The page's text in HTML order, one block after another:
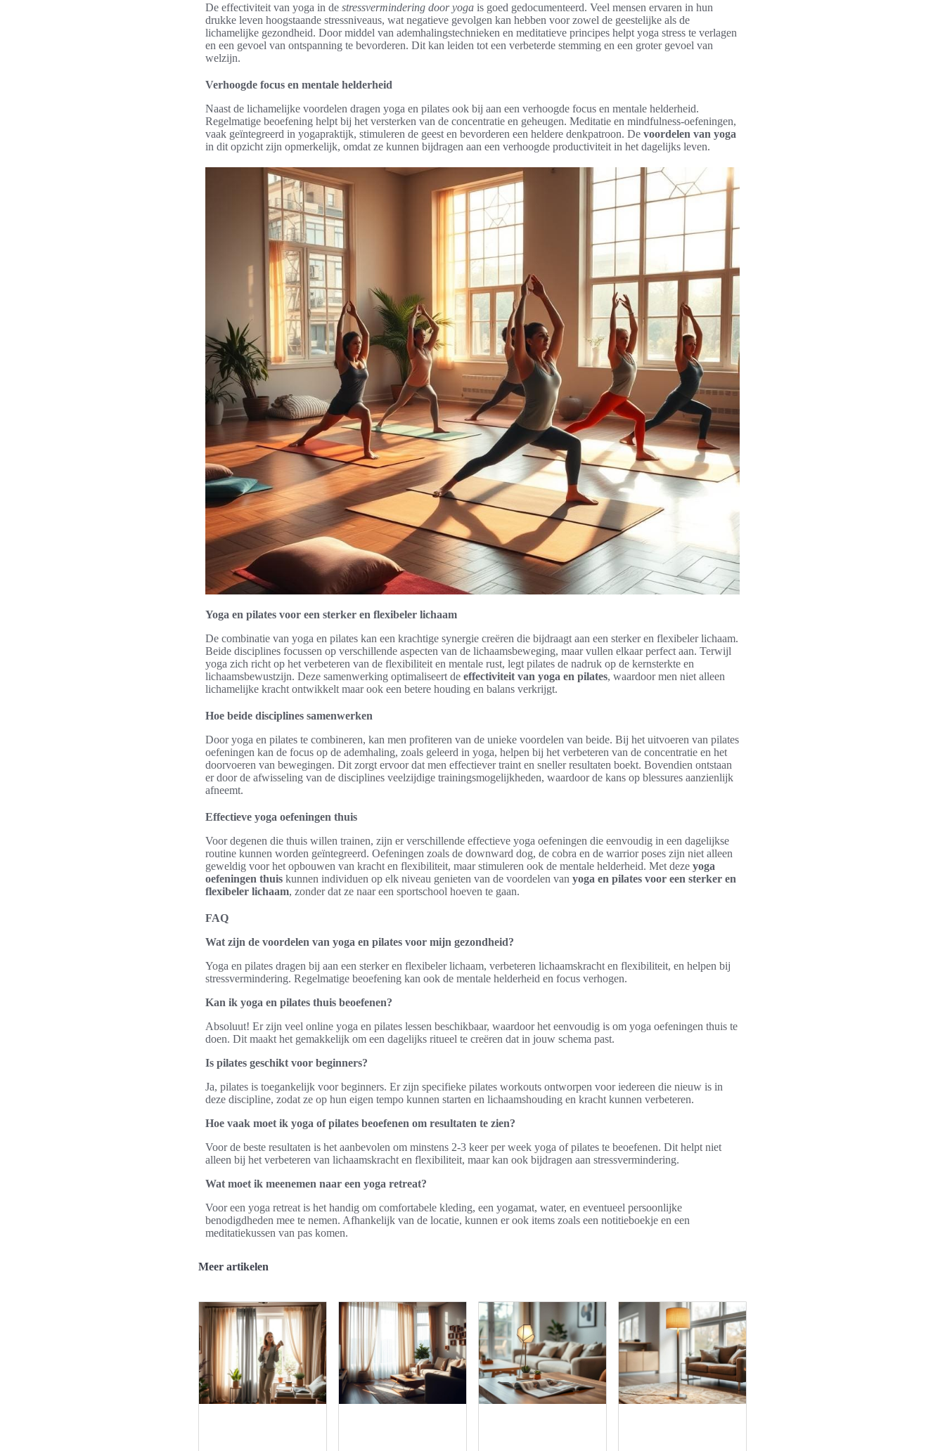
De effectiviteit van yoga in de stressvermindering door yoga is goed gedocumenteerd. Veel mensen ervaren in hun
drukke leven hoogstaande stressniveaus, wat negatieve gevolgen kan hebben voor zowel de geestelijke als de
lichamelijke gezondheid. Door middel van ademhalingstechnieken en meditatieve principes helpt yoga stress te verlagen
en een gevoel van ontspanning te bevorderen. Dit kan leiden tot een verbeterde stemming en een groter gevoel van
welzijn.
Verhoogde focus en mentale helderheid
Naast de lichamelijke voordelen dragen yoga en pilates ook bij aan een verhoogde focus en mentale helderheid.
Regelmatige beoefening helpt bij het versterken van de concentratie en geheugen. Meditatie en mindfulness-oefeningen,
vaak geïntegreerd in yogapraktijk, stimuleren de geest en bevorderen een heldere denkpatroon. De voordelen van yoga
in dit opzicht zijn opmerkelijk, omdat ze kunnen bijdragen aan een verhoogde productiviteit in het dagelijks leven.
Yoga en pilates voor een sterker en flexibeler lichaam
De combinatie van yoga en pilates kan een krachtige synergie creëren die bijdraagt aan een sterker en flexibeler lichaam.
Beide disciplines focussen op verschillende aspecten van de lichaamsbeweging, maar vullen elkaar perfect aan. Terwijl
yoga zich richt op het verbeteren van de flexibiliteit en mentale rust, legt pilates de nadruk op de kernsterkte en
lichaamsbewustzijn. Deze samenwerking optimaliseert de effectiviteit van yoga en pilates, waardoor men niet alleen
lichamelijke kracht ontwikkelt maar ook een betere houding en balans verkrijgt.
Hoe beide disciplines samenwerken
Door yoga en pilates te combineren, kan men profiteren van de unieke voordelen van beide. Bij het uitvoeren van pilates
oefeningen kan de focus op de ademhaling, zoals geleerd in yoga, helpen bij het verbeteren van de concentratie en het
doorvoeren van bewegingen. Dit zorgt ervoor dat men effectiever traint en sneller resultaten boekt. Bovendien ontstaan
er door de afwisseling van de disciplines veelzijdige trainingsmogelijkheden, waardoor de kans op blessures aanzienlijk
afneemt.
Effectieve yoga oefeningen thuis
Voor degenen die thuis willen trainen, zijn er verschillende effectieve yoga oefeningen die eenvoudig in een dagelijkse
routine kunnen worden geïntegreerd. Oefeningen zoals de downward dog, de cobra en de warrior poses zijn niet alleen
geweldig voor het opbouwen van kracht en flexibiliteit, maar stimuleren ook de mentale helderheid. Met deze yoga
oefeningen thuis kunnen individuen op elk niveau genieten van de voordelen van yoga en pilates voor een sterker en
flexibeler lichaam, zonder dat ze naar een sportschool hoeven te gaan.
FAQ
Wat zijn de voordelen van yoga en pilates voor mijn gezondheid?
Yoga en pilates dragen bij aan een sterker en flexibeler lichaam, verbeteren lichaamskracht en flexibiliteit, en helpen bij
stressvermindering. Regelmatige beoefening kan ook de mentale helderheid en focus verhogen.
Kan ik yoga en pilates thuis beoefenen?
Absoluut! Er zijn veel online yoga en pilates lessen beschikbaar, waardoor het eenvoudig is om yoga oefeningen thuis te
doen. Dit maakt het gemakkelijk om een dagelijks ritueel te creëren dat in jouw schema past.
Is pilates geschikt voor beginners?
Ja, pilates is toegankelijk voor beginners. Er zijn specifieke pilates workouts ontworpen voor iedereen die nieuw is in
deze discipline, zodat ze op hun eigen tempo kunnen starten en lichaamshouding en kracht kunnen verbeteren.
Hoe vaak moet ik yoga of pilates beoefenen om resultaten te zien?
Voor de beste resultaten is het aanbevolen om minstens 2-3 keer per week yoga of pilates te beoefenen. Dit helpt niet
alleen bij het verbeteren van lichaamskracht en flexibiliteit, maar kan ook bijdragen aan stressvermindering.
Wat moet ik meenemen naar een yoga retreat?
Voor een yoga retreat is het handig om comfortabele kleding, een yogamat, water, en eventueel persoonlijke
benodigdheden mee te nemen. Afhankelijk van de locatie, kunnen er ook items zoals een notitieboekje en een
meditatiekussen van pas komen.
Meer artikelen